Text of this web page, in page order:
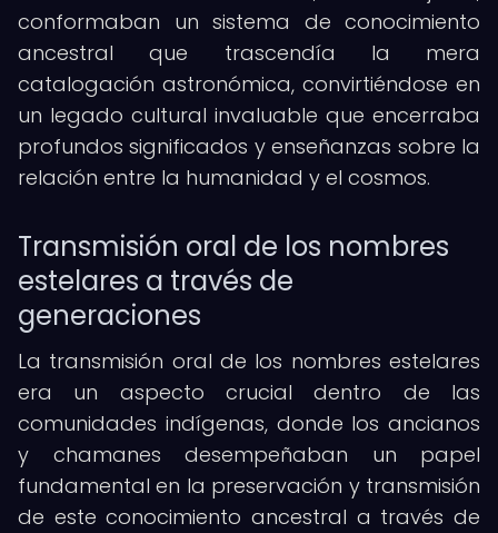
conformaban un sistema de conocimiento
ancestral que trascendía la mera
catalogación astronómica, convirtiéndose en
un legado cultural invaluable que encerraba
profundos significados y enseñanzas sobre la
relación entre la humanidad y el cosmos.
Transmisión oral de los nombres
estelares a través de
generaciones
La transmisión oral de los nombres estelares
era un aspecto crucial dentro de las
comunidades indígenas, donde los ancianos
y chamanes desempeñaban un papel
fundamental en la preservación y transmisión
de este conocimiento ancestral a través de